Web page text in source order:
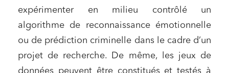
expérimenter en milieu contrôlé un
algorithme de reconnaissance émotionnelle
ou de prédiction criminelle dans le cadre d’un
projet de recherche. De même, les jeux de
données peuvent être constitués et testés à